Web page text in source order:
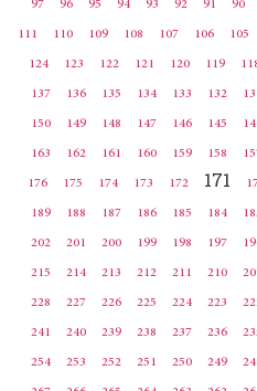
90
91
92
93
94
95
96
97
105
106
107
108
109
110
111
119
120
121
122
123
124
132
133
134
135
136
137
145
146
147
148
149
150
158
159
160
161
162
163
171
172
173
174
175
176
184
185
186
187
188
189
197
198
199
200
201
202
210
211
212
213
214
215
223
224
225
226
227
228
236
237
238
239
240
241
249
250
251
252
253
254